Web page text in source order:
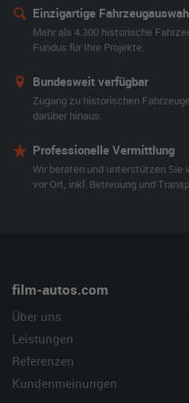
Einzigartige
Mehr als 4.300 historische
Fundus für Ihre Projekte.
Bundesweit verfügbar
Zugang zu historischen
darüber hinaus.
Professionelle Vermittlung
Wir beraten und unterstützen Sie
vor Ort, inkl. Betreuung und
film-autos.com
Über uns
Leistungen
Referenzen
Kundenmeinungen